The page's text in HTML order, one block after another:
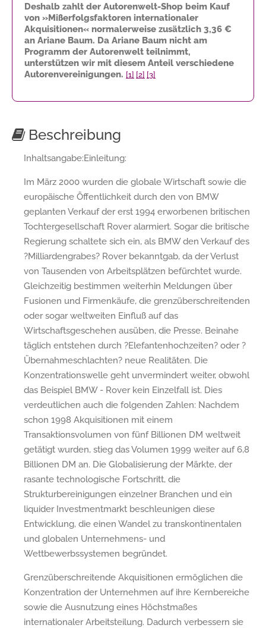
Deshalb zahlt der Autorenwelt-Shop beim Kauf
von »Mißerfolgsfaktoren internationaler
Akquisitionen« normalerweise zusätzlich 3,36 €
an Ariane Baum. Da Ariane Baum nicht am
Programm der Autorenwelt teilnimmt,
unterstützen wir mit diesem Anteil verschiedene
Autorenvereinigungen. [1] [2] [3]
Beschreibung
Inhaltsangabe:Einleitung:
Im März 2000 wurden die globale Wirtschaft sowie die
europäische Öffentlichkeit durch den von BMW
geplanten Verkauf der erst 1994 erworbenen britischen
Tochtergesellschaft Rover alarmiert. Sogar die britische
Regierung schaltete sich ein, als BMW den Verkauf des
?Milliardengrabes? Rover bekanntgab, da der Verlust
von Tausenden von Arbeitsplätzen befürchtet wurde.
Gleichzeitig bestimmen weiterhin Meldungen über
Fusionen und Firmenkäufe, die grenzüberschreitenden
oder sogar weltweiten Einfluß auf das
Wirtschaftsgeschehen ausüben, die Presse. Beinahe
täglich entstehen durch ?Elefantenhochzeiten? oder ?
Übernahmeschlachten? neue Realitäten. Die
Konzentrationswelle geht unvermindert weiter, obwohl
das Beispiel BMW - Rover kein Einzelfall ist. Dies
verdeutlichen auch die folgenden Zahlen: Nachdem
schon 1998 Akquisitionen mit einem
Transaktionsvolumen von fünf Billionen DM weltweit
getätigt wurden, stieg das Volumen 1999 weiter auf 6,8
Billionen DM an. Die Globalisierung der Märkte, der
rasante technologische Fortschritt, die
Strukturbereinigungen einzelner Branchen und ein
liquider Investmentmarkt beschleunigen diese
Entwicklung, die einen Wandel zu transkontinentalen
und globalen Unternehmens- und
Wettbewerbssystemen begründet.
Grenzüberschreitende Akquisitionen ermöglichen die
Konzentration der Unternehmen auf ihre Kernbereiche
sowie die Ausnutzung eines Höchstmaßes
internationaler Arbeitsteilung. Dadurch verbessern sie